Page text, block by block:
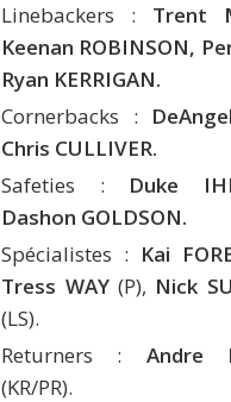
Linebackers : Trent
Keenan ROBINSON,
Ryan KERRIGAN.
Cornerbacks :
Chris CULLIVER.
Safeties : Duke
Dashon GOLDSON.
Spécialistes : Kai
Tress WAY(P), Nick
(LS).
Returners : Andre
(KR/PR).